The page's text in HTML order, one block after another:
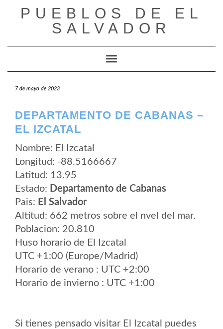
PUEBLOS DE EL
SALVADOR
Cambiar modo de navegación
7 de mayo de 2023
DEPARTAMENTO DE CABANAS –
EL IZCATAL
Nombre: El Izcatal
Longitud: -88.5166667
Latitud: 13.95
Estado: Departamento de Cabanas
Pais: El Salvador
Altitud: 662 metros sobre el nvel del mar.
Poblacion: 20.810
Huso horario de El Izcatal
UTC +1:00 (Europe/Madrid)
Horario de verano : UTC +2:00
Horario de invierno : UTC +1:00
Si tienes pensado visitar El Izcatal puedes